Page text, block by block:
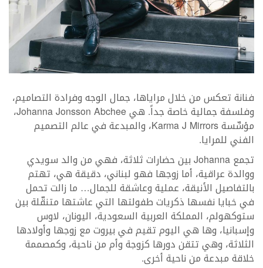
فنانة تعكس من خلال مراياها، جمال الوجه وفرادة التصاميم،
وفلسفة جمالية خاصة جداً. هي Johanna Jonsson Abchee،
مؤسِّسة Karma J Mirrors، والمبدعة في عالم التصميم
الفني للمرايا.
تجمع Johanna بين حضارات ثلاثة، فهي من والد سويدي
ووالدة عراقية، أما زوجها فهو لبناني، دقيقة هي، تهتم
بالتفاصيل الأنيقة، عملية وعاشقة للجمال… ما زالت تحمل
في خبايا نفسها ذكريات طفولتها التي عاشتها متنقّلة بين
ستوكهولم، المملكة العربية السعودية، اليونان، لاوس
وإسبانيا، وها هي اليوم تقيم في بيروت مع زوجها وأولادها
الثلاثة، وهي تتقن دورها كزوجة وأم من ناحية، وكمصممة
خلاقة مبدعة من ناحية أخرى.